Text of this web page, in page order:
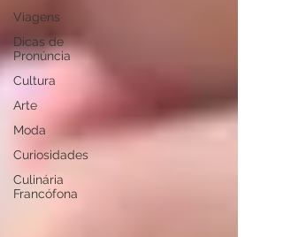
Viagens
Dicas de
Pronúncia
Cultura
Arte
Moda
Curiosidades
Culinária
Francófona